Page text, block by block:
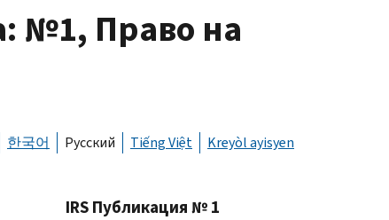
№1, Право на
한국어 Русский Tiếng Việt Kreyòl ayisyen
IRS Публикация № 1